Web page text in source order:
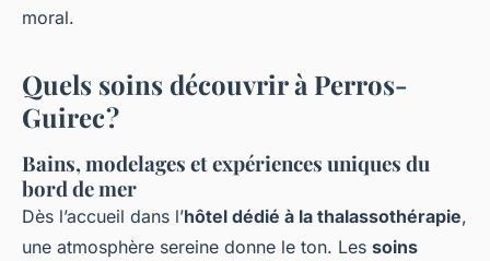
moral.
Quels soins découvrir à Perros-
Guirec ?
Bains, modelages et expériences uniques du
bord de mer
Dès l’accueil dans l’hôtel dédié à la thalassothérapie,
une atmosphère sereine donne le ton. Les soins